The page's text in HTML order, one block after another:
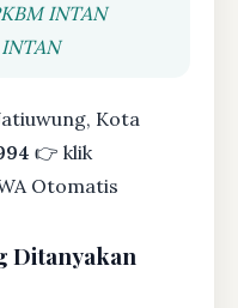
INTAN
Kota
👉 klik
Otomatis
Ditanyakan